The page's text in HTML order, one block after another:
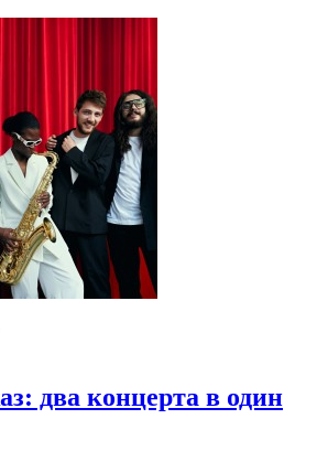
два концерта в один